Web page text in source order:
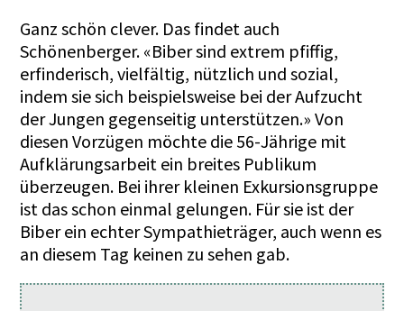
Ganz schön clever. Das findet auch
Schönenberger. «Biber sind extrem pfiffig,
erfinderisch, vielfältig, nützlich und sozial,
indem sie sich beispielsweise bei der Aufzucht
der Jungen gegenseitig unterstützen.» Von
diesen Vorzügen möchte die 56-Jährige mit
Aufklärungsarbeit ein breites Publikum
überzeugen. Bei ihrer kleinen Exkursionsgruppe
ist das schon einmal gelungen. Für sie ist der
Biber ein echter Sympathieträger, auch wenn es
an diesem Tag keinen zu sehen gab.